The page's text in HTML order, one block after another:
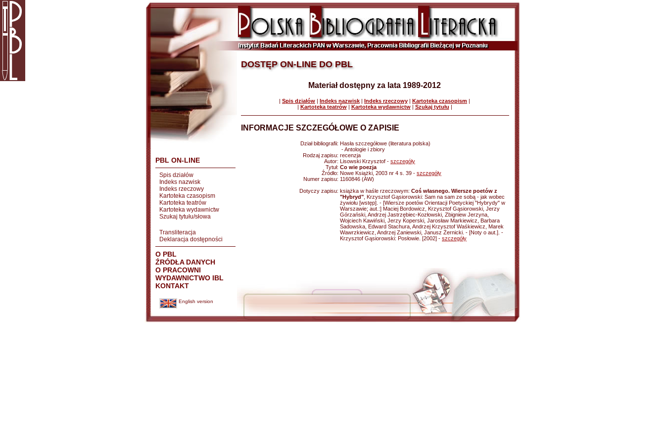
PBL ON-LINE
Spis działów
Indeks nazwisk
Indeks rzeczowy
Kartoteka czasopism
Kartoteka teatrów
Kartoteka wydawnictw
Szukaj tytułu/słowa
Transliteracja
Deklaracja dostępności
O PBL
ŹRÓDŁA DANYCH
O PRACOWNI
WYDAWNICTWO IBL
KONTAKT
English version
DOSTĘP ON-LINE DO PBL
Materiał dostępny za lata 1989-2012
| Spis działów | Indeks nazwisk | Indeks rzeczowy | Kartoteka czasopism |
| Kartoteka teatrów| Kartoteka wydawnictw| Szukaj tytułu |
INFORMACJE SZCZEGÓŁOWE O ZAPISIE
Dział bibliografii: Hasła szczegółowe (literatura polska)
- Antologie i zbiory
Rodzaj zapisu: recenzja
Autor: Lisowski Krzysztof - szczegóły
Tytuł: Co wie poezja
Źródło: Nowe Książki, 2003 nr 4 s. 39 - szczegóły
Numer zapisu: 1160846 (AW)
Dotyczy zapisu: książka w haśle rzeczowym: Coś własnego. Wiersze poetów z
"Hybryd" , Krzysztof Gąsiorowski: Sam na sam ze sobą - jak wobec
żywiołu [wstęp]. - [Wiersze poetów Orientacji Poetyckiej "Hybrydy" w
Warszawie; aut.:] Maciej Bordowicz, Krzysztof Gąsiorowski, Jerzy
Górzański, Andrzej Jastrzębiec-Kozłowski, Zbigniew Jerzyna,
Wojciech Kawiński, Jerzy Koperski, Jarosław Markiewicz, Barbara
Sadowska, Edward Stachura, Andrzej Krzysztof Waśkiewicz, Marek
Wawrzkiewicz, Andrzej Zaniewski, Janusz Żernicki. - [Noty o aut.]. -
Krzysztof Gąsiorowski: Posłowie. [2002] - szczegóły